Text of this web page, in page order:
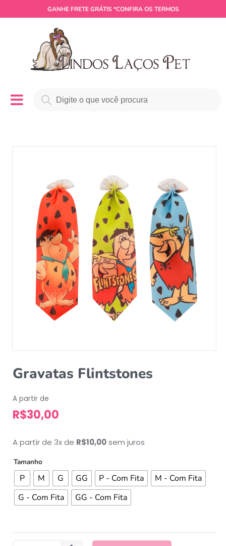
GANHE FRETE GRÁTIS *CONFIRA OS TERMOS
Gravatas Flintstones
A partir de
R$30,00
A partir de 3x de R$10,00sem juros
Tamanho
P M G GG P - Com Fita
M - Com Fita
G - Com Fita
GG - Com Fita